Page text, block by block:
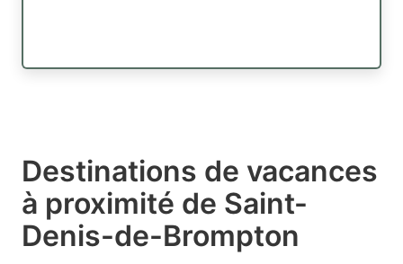
Destinations de vacances
à proximité de Saint-
Denis-de-Brompton